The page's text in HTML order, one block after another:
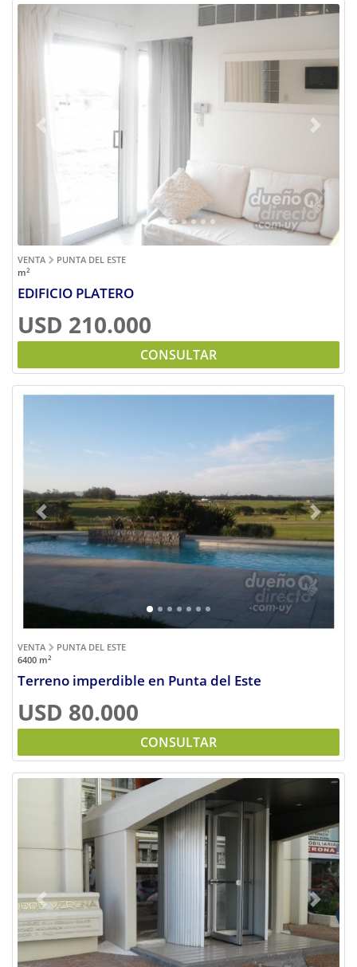
Previous Next
VENTA
PUNTA DEL ESTE
m2
EDIFICIO PLATERO
USD 210.000
CONSULTAR
Previous Next
VENTA
PUNTA DEL ESTE
6400 m2
Terreno imperdible en Punta del Este
USD 80.000
CONSULTAR
Previous Next